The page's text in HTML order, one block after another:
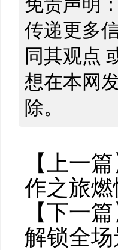
传递更多
同其观点
想在本网
除。
【上一篇
作之旅
【下一篇
解锁全